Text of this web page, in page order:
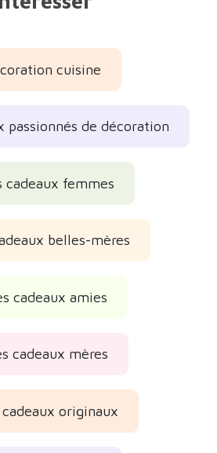
cuisine
passionnés de décoration
cadeaux femmes
belles-mères
cadeaux amies
cadeaux mères
cadeaux originaux